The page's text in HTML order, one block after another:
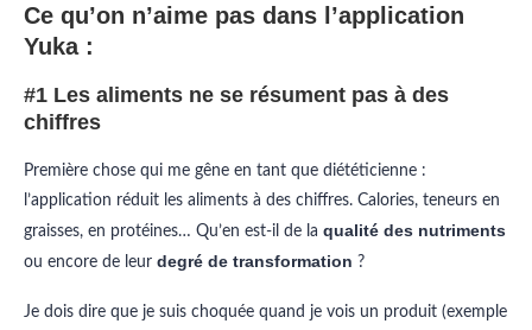
Ce qu’on n’aime pas dans l’application
Yuka :
#1 Les aliments ne se résument pas à des
chiffres
Première chose qui me gêne en tant que diététicienne :
l’application réduit les aliments à des chiffres. Calories, teneurs en
graisses, en protéines… Qu’en est-il de la qualité des nutriments
ou encore de leur degré de transformation ?
Je dois dire que je suis choquée quand je vois un produit (exemple